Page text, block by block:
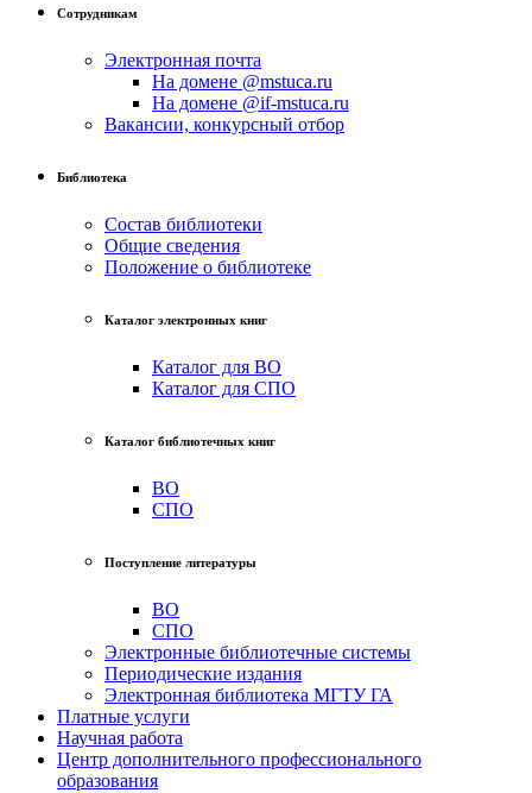
Сотрудникам
Электронная почта
На домене @mstuca.ru
На домене @if-mstuca.ru
Вакансии, конкурсный отбор
Библиотека
Состав библиотеки
Общие сведения
Положение о библиотеке
Каталог электронных книг
Каталог для ВО
Каталог для СПО
Каталог библиотечных книг
ВО
СПО
Поступление литературы
ВО
СПО
Электронные библиотечные системы
Периодические издания
Электронная библиотека МГТУ ГА
Платные услуги
Научная работа
Центр дополнительного профессионального
образования